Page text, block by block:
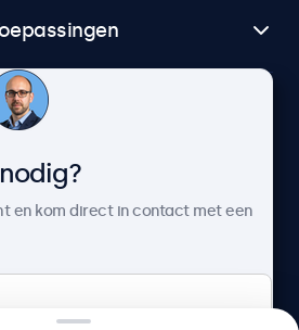
en kom direct in contact met een